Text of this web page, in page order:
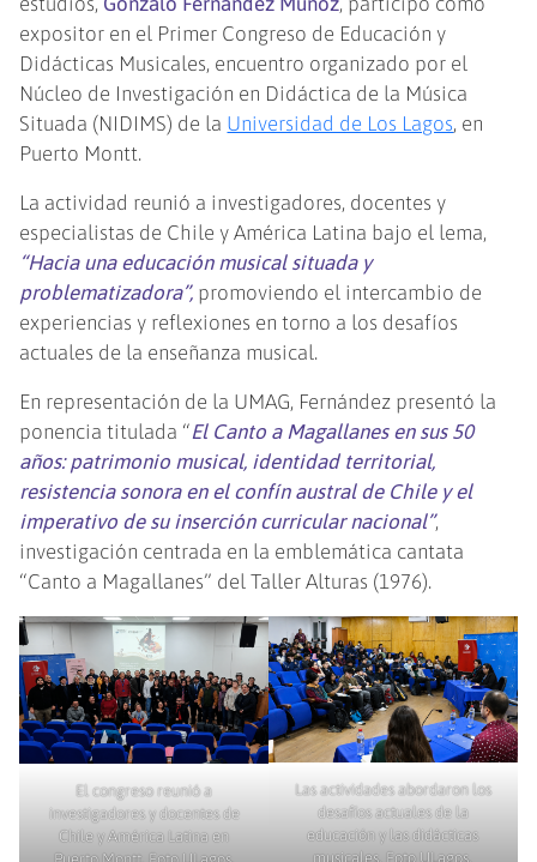
expositor en el Primer Congreso de Educación y
Didácticas Musicales, encuentro organizado por el
Núcleo de Investigación en Didáctica de la Música
Situada (NIDIMS) de la Universidad de Los Lagos, en
Puerto Montt.
La actividad reunió a investigadores, docentes y
especialistas de Chile y América Latina bajo el lema,
“Hacia una educación musical situada y
problematizadora”, promoviendo el intercambio de
experiencias y reflexiones en torno a los desafíos
actuales de la enseñanza musical.
En representación de la UMAG, Fernández presentó la
ponencia titulada “El Canto a Magallanes en sus 50
años: patrimonio musical, identidad territorial,
resistencia sonora en el confín austral de Chile y el
imperativo de su inserción curricular nacional”,
investigación centrada en la emblemática cantata
“Canto a Magallanes” del Taller Alturas (1976).
El congreso reunió a
investigadores y docentes de
Chile y América Latina en
Las actividades abordaron los
desafíos actuales de la
educación y las didácticas
musicales. Foto ULagos.